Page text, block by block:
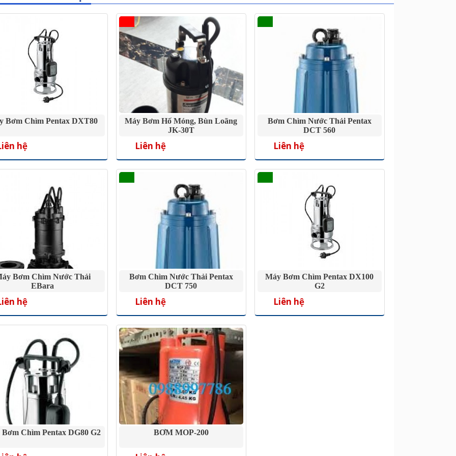
Bơm Chìm Pentax DXT80
hệ
Máy Bơm Hố Móng, Bùn Loãng
JK-30T
Liên hệ
Bơm Chìm Nước Thải Pentax
DCT 560
Liên hệ
Bơm Chìm Nước Thải
EBara
hệ
Bơm Chìm Nước Thải Pentax
DCT 750
Liên hệ
Máy Bơm Chìm Pentax DX100
G2
Liên hệ
Chìm Pentax DG80 G2 BƠM MOP-200